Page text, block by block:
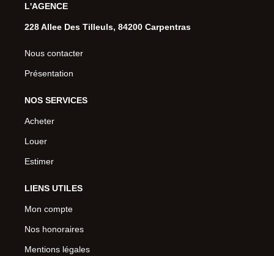
L'AGENCE
228 Allee Des Tilleuls, 84200 Carpentras
Nous contacter
Présentation
NOS SERVICES
Acheter
Louer
Estimer
LIENS UTILES
Mon compte
Nos honoraires
Mentions légales